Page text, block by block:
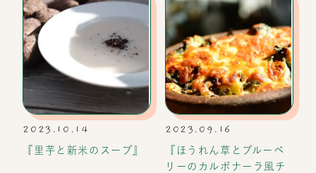
2023.10.14
『里芋と新米のスープ』
2023.09.16
『ほうれん草とブルーベ
リーのカルボナーラ風チ